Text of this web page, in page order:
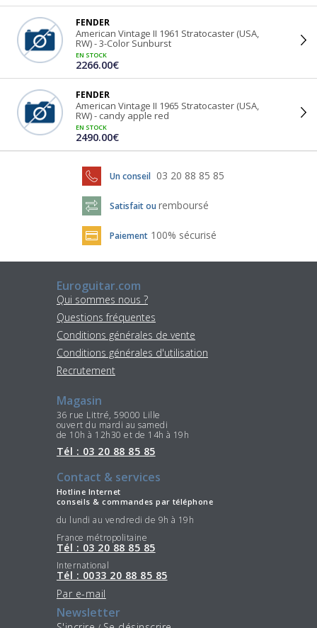
FENDER
American Vintage II 1961 Stratocaster (USA,
RW) - 3-Color Sunburst
EN STOCK
2266.00€
FENDER
American Vintage II 1965 Stratocaster (USA,
RW) - candy apple red
EN STOCK
2490.00€
Un conseil 03 20 88 85 85
Satisfait ou remboursé
Paiement 100% sécurisé
Euroguitar.com
Qui sommes nous ?
Questions fréquentes
Conditions générales de vente
Conditions générales d'utilisation
Recrutement
Magasin
36 rue Littré, 59000 Lille
ouvert du mardi au samedi
de 10h à 12h30 et de 14h à 19h
Tél : 03 20 88 85 85
Contact & services
Hotline Internet
conseils & commandes par téléphone
du lundi au vendredi de 9h à 19h
France métropolitaine
Tél : 03 20 88 85 85
International
Tél : 0033 20 88 85 85
Par e-mail
Newsletter